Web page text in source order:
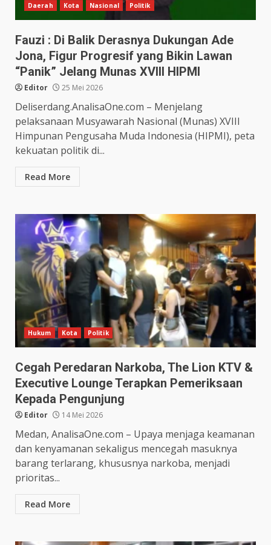
Daerah Kota Nasional Politik
Fauzi : Di Balik Derasnya Dukungan Ade
Jona, Figur Progresif yang Bikin Lawan
“Panik” Jelang Munas XVIII HIPMI
Editor 25 Mei 2026
Deliserdang.AnalisaOne.com – Menjelang
pelaksanaan Musyawarah Nasional (Munas) XVIII
Himpunan Pengusaha Muda Indonesia (HIPMI), peta
kekuatan politik di...
Read More
Hukum Kota Politik
Cegah Peredaran Narkoba, The Lion KTV &
Executive Lounge Terapkan Pemeriksaan
Kepada Pengunjung
Editor 14 Mei 2026
Medan, AnalisaOne.com – Upaya menjaga keamanan
dan kenyamanan sekaligus mencegah masuknya
barang terlarang, khususnya narkoba, menjadi
prioritas...
Read More